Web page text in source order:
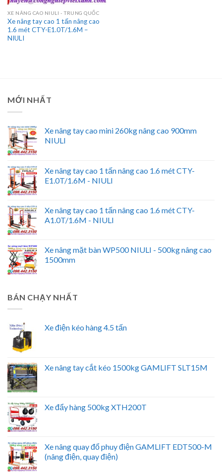
XE NÂNG CAO NIULI - TRUNG QUỐC
Xe nâng tay cao 1 tấn nâng cao
1.6 mét CTY-E1.0T/1.6M –
NIULI
MỚI NHẤT
Xe nâng tay cao mini 260kg nâng cao 900mm
NIULI
Xe nâng tay cao 1 tấn nâng cao 1.6 mét CTY-
E1.0T/1.6M - NIULI
Xe nâng tay cao 1 tấn nâng cao 1.6 mét CTY-
A1.0T/1.6M - NIULI
Xe nâng mặt bàn WP500 NIULI - 500kg nâng cao
1500mm
BÁN CHẠY NHẤT
Xe điện kéo hàng 4.5 tấn
Xe nâng tay cắt kéo 1500kg GAMLIFT SLT15M
Xe đẩy hàng 500kg XTH200T
Xe nâng quay đổ phuy điện GAMLIFT EDT500-M
(nâng điện, quay điện)